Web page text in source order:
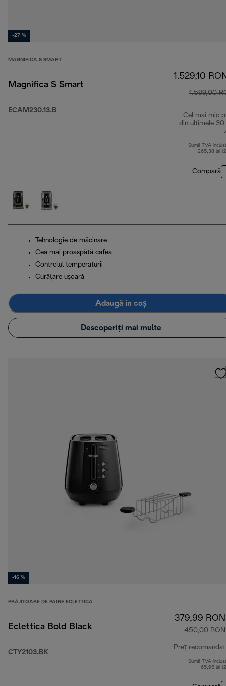
-27 %
MAGNIFICA S SMART
Magnifica S Smart
ECAM230.13.B
1.529,10
1.599,00
Cel mai mic
din ultimele 30
Sumă TVA
265,38 lei
Compară
Tehnologie de măcinare
Cea mai proaspătă cafea
Controlul temperaturii
Curăţare uşoară
Adaugă în coș
Descoperiți mai multe
-16 %
PRĂJITOARE DE PÂINE ECLETTICA
Eclettica Bold Black
CTY2103.BK
379,99 RON
450,00 RON
Preț recomandat
Sumă TVA
65,95 lei